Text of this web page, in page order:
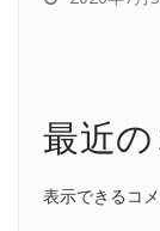
最近
表示できるコ